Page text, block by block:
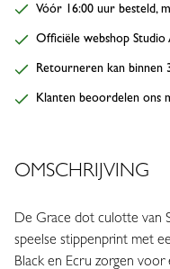
Vóór 16:00 uur besteld,
Officiële webshop Studio
Retourneren kan binnen
Klanten beoordelen ons
OMSCHRIJVING
De Grace dot culotte van
speelse stippenprint met
Black en Ecru zorgen voor